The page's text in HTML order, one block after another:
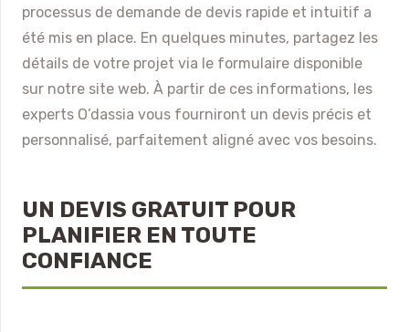
processus de demande de devis rapide et intuitif a
été mis en place. En quelques minutes, partagez les
détails de votre projet via le formulaire disponible
sur notre site web. À partir de ces informations, les
experts O’dassia vous fourniront un devis précis et
personnalisé, parfaitement aligné avec vos besoins.
UN DEVIS GRATUIT POUR
PLANIFIER EN TOUTE
CONFIANCE